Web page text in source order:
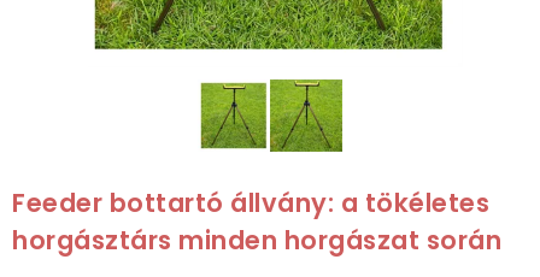
Feeder bottartó állvány: a tökéletes
horgásztárs minden horgászat során